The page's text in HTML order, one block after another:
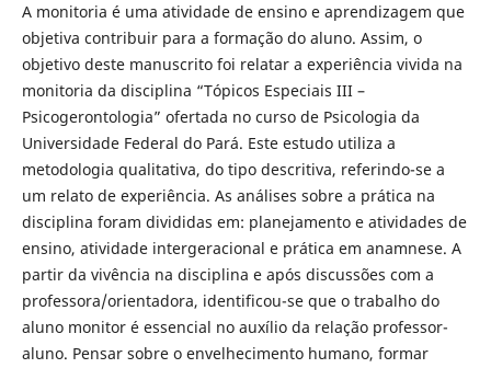
A monitoria é uma atividade de ensino e aprendizagem que
objetiva contribuir para a formação do aluno. Assim, o
objetivo deste manuscrito foi relatar a experiência vivida na
monitoria da disciplina “Tópicos Especiais III –
Psicogerontologia” ofertada no curso de Psicologia da
Universidade Federal do Pará. Este estudo utiliza a
metodologia qualitativa, do tipo descritiva, referindo-se a
um relato de experiência. As análises sobre a prática na
disciplina foram divididas em: planejamento e atividades de
ensino, atividade intergeracional e prática em anamnese. A
partir da vivência na disciplina e após discussões com a
professora/orientadora, identificou-se que o trabalho do
aluno monitor é essencial no auxílio da relação professor-
aluno. Pensar sobre o envelhecimento humano, formar